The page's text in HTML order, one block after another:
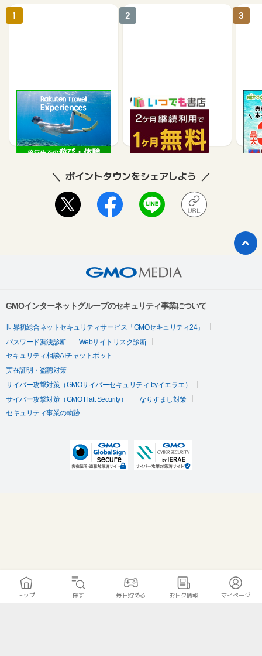
楽天トラベル観光体験
2.5%
1
いつでも書店
990
2
【
買取
3
ポイントタウンをシェアしよう
GMOインターネットグループのセキュリティ事業について
世界初総合ネットセキュリティサービス「GMOセキュリティ24」
パスワード漏洩診断
Webサイトリスク診断
セキュリティ相談AIチャットボット
実在証明・盗聴対策
サイバー攻撃対策（GMOサイバーセキュリティ byイエラエ）
サイバー攻撃対策（GMO Flatt Security）
なりすまし対策
セキュリティ事業の軌跡
トップ 探す 毎日貯める おトク情報 マイページ